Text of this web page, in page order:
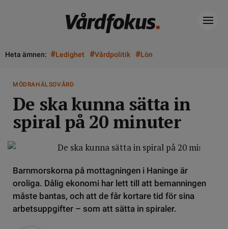
Heta ämnen: #Ledighet #Vårdpolitik #Lön
MÖDRAHÄLSOVÅRD
De ska kunna sätta in
spiral på 20 minuter
Barnmorskorna på mottagningen i Haninge är
oroliga. Dålig ekonomi har lett till att bemanningen
måste bantas, och att de får kortare tid för sina
arbetsuppgifter – som att sätta in spiraler.